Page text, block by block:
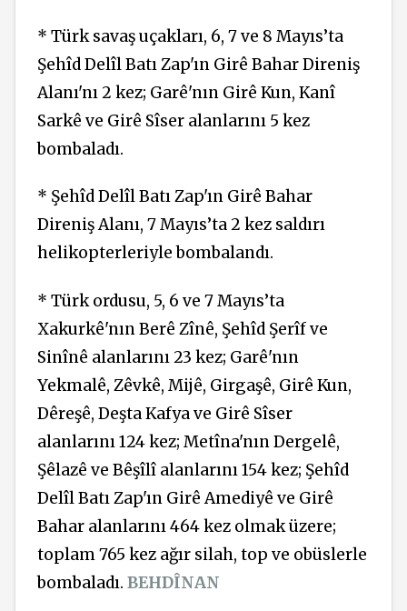
* Türk savaş uçakları, 6, 7 ve 8 Mayıs’ta
Şehîd Delîl Batı Zap'ın Girê Bahar Direniş
Alanı'nı 2 kez; Garê'nın Girê Kun, Kanî
Sarkê ve Girê Sîser alanlarını 5 kez
bombaladı.
* Şehîd Delîl Batı Zap'ın Girê Bahar
Direniş Alanı, 7 Mayıs’ta 2 kez saldırı
helikopterleriyle bombalandı.
* Türk ordusu, 5, 6 ve 7 Mayıs’ta
Xakurkê'nın Berê Zînê, Şehîd Şerîf ve
Sinînê alanlarını 23 kez; Garê'nın
Yekmalê, Zêvkê, Mijê, Girgaşê, Girê Kun,
Dêreşê, Deşta Kafya ve Girê Sîser
alanlarını 124 kez; Metîna'nın Dergelê,
Şêlazê ve Bêşîlî alanlarını 154 kez; Şehîd
Delîl Batı Zap'ın Girê Amediyê ve Girê
Bahar alanlarını 464 kez olmak üzere;
toplam 765 kez ağır silah, top ve obüslerle
bombaladı. BEHDÎNAN